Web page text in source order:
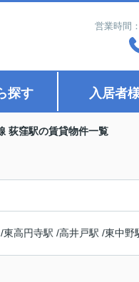
営業時間
探す 入居者
荻窪駅の賃貸物件一覧
/東高円寺駅 /高井戸駅 /東中野